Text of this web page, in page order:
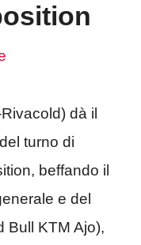
dà il
turno di
beffando il
e del
Bull KTM Ajo),